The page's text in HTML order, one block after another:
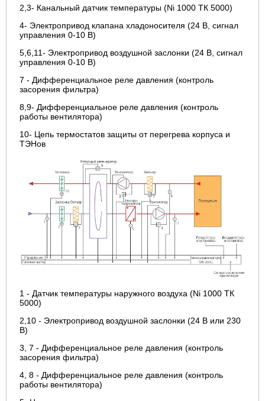
2,3- Канальный датчик температуры (Ni 1000 ТК 5000)
4- Электропривод клапана хладоносителя (24 В, сигнал
управления 0-10 В)
5,6,11- Электропривод воздушной заслонки (24 В, сигнал
управления 0-10 В)
7 - Дифференциальное реле давления (контроль
засорения фильтра)
8,9- Дифференциальное реле давления (контроль
работы вентилятора)
10- Цепь термостатов защиты от перегрева корпуса и
ТЭНов
1 - Датчик температуры наружного воздуха (Ni 1000 ТК
5000)
2,10 - Электропривод воздушной заслонки (24 В или 230
В)
3, 7 - Дифференциальное реле давления (контроль
засорения фильтра)
4, 8 - Дифференциальное реле давления (контроль
работы вентилятора)